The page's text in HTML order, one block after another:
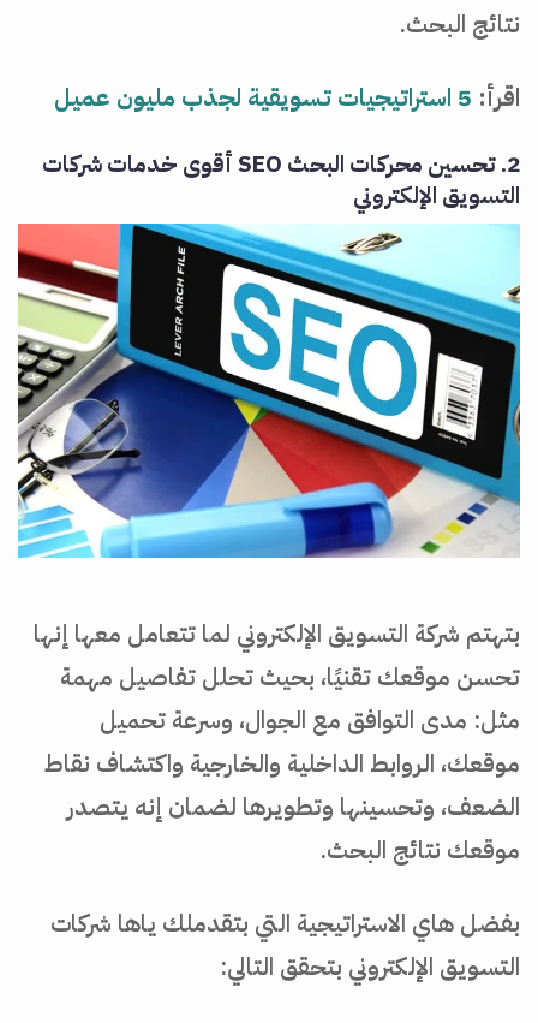
نتائج البحث.
اقرأ: 5 استراتيجيات تسويقية لجذب مليون عميل
2. تحسين محركات البحث SEO أقوى خدمات شركات
التسويق الإلكتروني
بتهتم شركة التسويق الإلكتروني لما تتعامل معها إنها
تحسن موقعك تقنيًا، بحيث تحلل تفاصيل مهمة
مثل: مدى التوافق مع الجوال، وسرعة تحميل
موقعك، الروابط الداخلية والخارجية واكتشاف نقاط
الضعف، وتحسينها وتطويرها لضمان إنه يتصدر
موقعك نتائج البحث.
بفضل هاي الاستراتيجية التي بتقدملك ياها شركات
التسويق الإلكتروني بتحقق التالي: